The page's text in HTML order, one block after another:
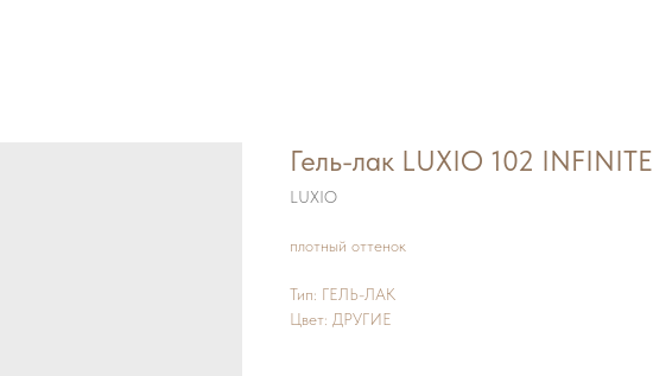
Гель-лак LUXIO 102 INFINITE
LUXIO
плотный оттенок
Тип: ГЕЛЬ-ЛАК
Цвет: ДРУГИЕ